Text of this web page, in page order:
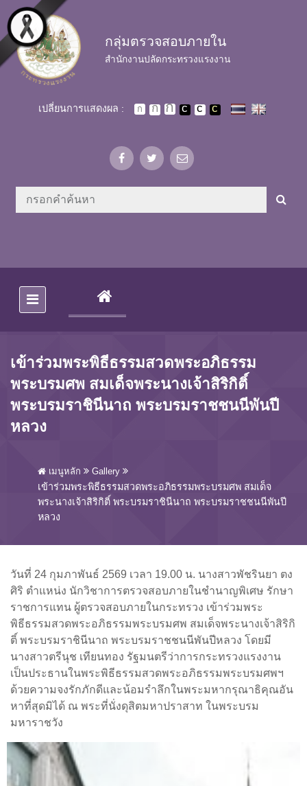
Skip to main content
กลุ่มตรวจสอบภายใน
สำนักงานปลัดกระทรวงแรงงาน
เปลี่ยนการแสดงผล :
(CURRENT)
เข้าร่วมพระพิธีธรรมสวดพระอภิธรรม
พระบรมศพ สมเด็จพระนางเจ้าสิริกิติ์
พระบรมราชินีนาถ พระบรมราชชนนีพันปี
หลวง
เมนูหลัก Gallery
เข้าร่วมพระพิธีธรรมสวดพระอภิธรรมพระบรมศพ สมเด็จ
พระนางเจ้าสิริกิติ์ พระบรมราชินีนาถ พระบรมราชชนนีพันปี
หลวง
วันที่ 24 กุมภาพันธ์ 2569 เวลา 19.00 น. นางสาวพัชรินยา ตง
ศิริ ตำแหน่ง นักวิชาการตรวจสอบภายในชำนาญพิเศษ รักษา
ราชการแทน ผู้ตรวจสอบภายในกระทรวง เข้าร่วมพระ
พิธีธรรมสวดพระอภิธรรมพระบรมศพ สมเด็จพระนางเจ้าสิริกิ
ติ์ พระบรมราชินีนาถ พระบรมราชชนนีพันปีหลวง โดยมี
นางสาวตรีนุช เทียนทอง รัฐมนตรีว่าการกระทรวงแรงงาน
เป็นประธานในพระพิธีธรรมสวดพระอภิธรรมพระบรมศพฯ
ด้วยความจงรักภักดีและน้อมรำลึกในพระมหากรุณาธิคุณอัน
หาที่สุดมิได้ ณ พระที่นั่งดุสิตมหาปราสาท ในพระบรม
มหาราชวัง